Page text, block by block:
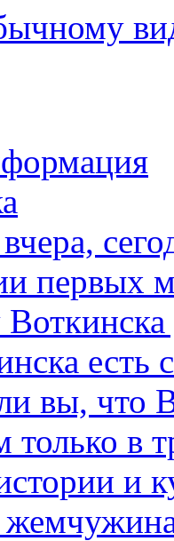
первых
есть
вы, что
только в
и